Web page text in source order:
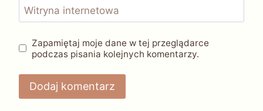
Witryna internetowa
Zapamiętaj moje dane w tej przeglądarce
podczas pisania kolejnych komentarzy.